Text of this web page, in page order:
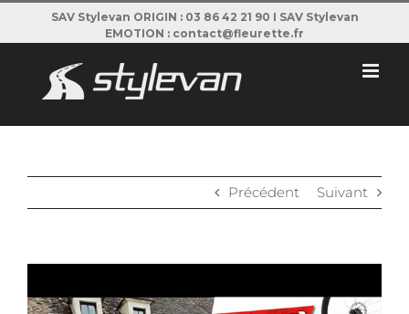
au
contenu
SAV Stylevan ORIGIN : 03 86 42 21 90 I SAV Stylevan
EMOTION : contact@fleurette.fr
Précédent Suivant
Larger